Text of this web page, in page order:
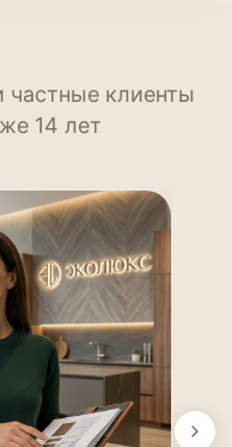
клиенты
14 лет